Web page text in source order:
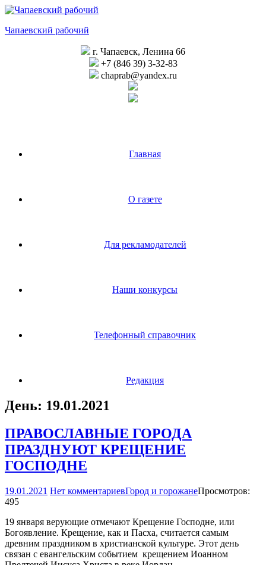
Перейти
содержимому
Чапаевский рабочий
г. Чапаевск, Ленина 66
+7 (846 39) 3-32-83
chaprab@yandex.ru
Главная
О газете
Для рекламодателей
Наши конкурсы
Телефонный справочник
Редакция
День: 19.01.2021
ПРАВОСЛАВНЫЕ ГОРОДА
ПРАЗДНУЮТ КРЕЩЕНИЕ
ГОСПОДНЕ
19.01.2021 Нет комментариевГород и горожанеПросмотров:
495
19 января верующие отмечают Крещение Господне, или
Богоявление. Крещение, как и Пасха, считается самым
древним праздником в христианской культуре. Этот день
связан с евангельским событием ­ крещением Иоанном